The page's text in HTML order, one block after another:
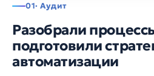
01· Аудит
Разобрали
подготовили
автоматизации